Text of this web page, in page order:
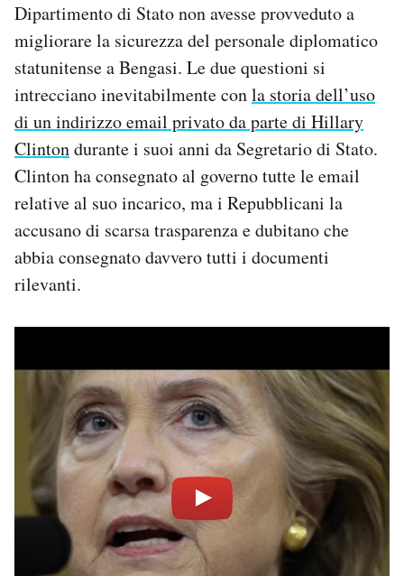
Dipartimento di Stato non avesse provveduto a
migliorare la sicurezza del personale diplomatico
statunitense a Bengasi. Le due questioni si
intrecciano inevitabilmente conla storia dell’uso
di un indirizzo email privato da parte di Hillary
Clintondurante i suoi anni da Segretario di Stato.
Clinton ha consegnato al governo tutte le email
relative al suo incarico, ma i Repubblicani la
accusano di scarsa trasparenza e dubitano che
abbia consegnato davvero tutti i documenti
rilevanti.